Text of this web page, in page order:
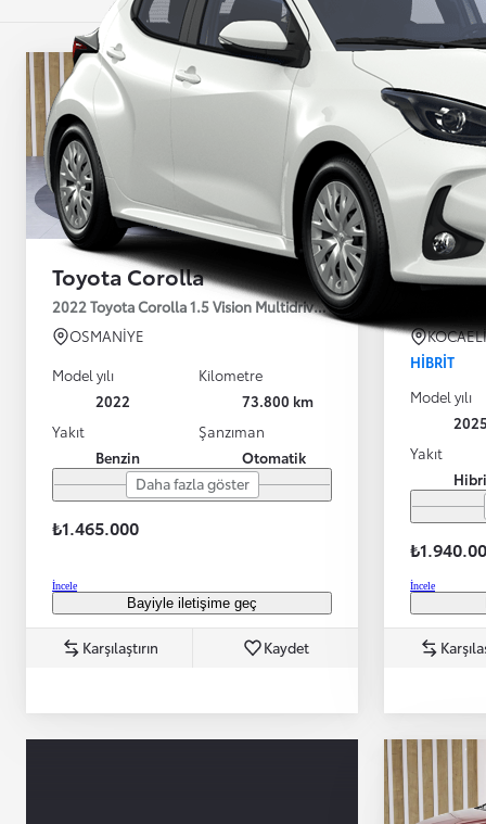
Başlangıç fiyatı
Toyota Corolla
2022 Toyota Corolla 1.5 Vision Multidrive S 123HP
OSMANİYE
Model yılı
2022
Kilometre
73.800 km
Yakıt
Benzin
Şanzıman
Otomatik
Daha fazla göster
₺1.465.000
İncele
Bayiyle iletişime geç
Karşılaştırın Kaydet
2025
KOCAELİ
HIBRIT
Model yılı
2025
Yakıt
İncele